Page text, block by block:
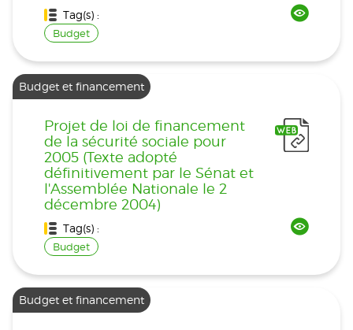
Tag(s) :
Budget
Budget et financement
Projet de loi de financement
de la sécurité sociale pour
2005 (Texte adopté
définitivement par le Sénat et
l'Assemblée Nationale le 2
décembre 2004)
Tag(s) :
Budget
Budget et financement